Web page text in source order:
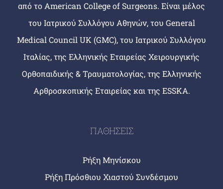
από το American College of Surgeons. Είναι μέλος
του Ιατρικού Συλλόγου Αθηνών, του General
Medical Council UK (GMC), του Ιατρικού Συλλόγου
Ιταλίας, της Ελληνικής Εταιρείας Χειρουργικής
Ορθοπαιδικής & Τραυματολογίας, της Ελληνικής
Αρθροσκοπικής Εταιρείας και της ESSKA.
ΠΑΘΗΣΕΙΣ
Ρήξη Μηνίσκου
Ρήξη Πρόσθιου Χιαστού Συνδέσμου